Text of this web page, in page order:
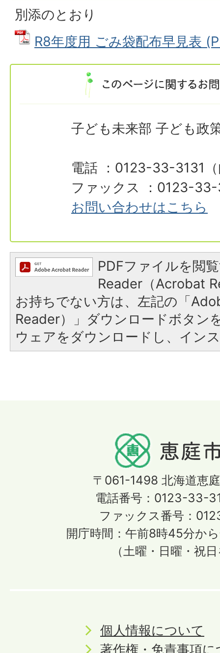
別添のとおり
R8年度用 ごみ袋配布早見表
子ども未来部 子ども政
電話 ：0123-33-3131
ファックス ：0123-
お問い合わせはこちら
PDFファイルを閲
Reader（Acrobat
お持ちでない方は、左記の「
Reader）」ダウンロードボタン
ウェアをダウンロードし、イン
〒061-1498 北海道恵
電話番号：0123-33-
ファックス番号：
開庁時間：午前8時45分か
（土曜・日曜・祝
個人情報について
著作権・免責事項